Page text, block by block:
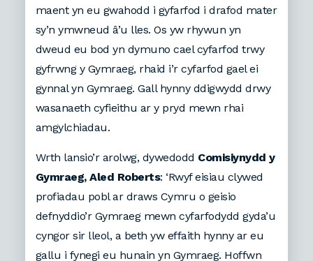
maent yn eu gwahodd i gyfarfod i drafod mater
sy’n ymwneud â’u lles. Os yw rhywun yn
dweud eu bod yn dymuno cael cyfarfod trwy
gyfrwng y Gymraeg, rhaid i’r cyfarfod gael ei
gynnal yn Gymraeg. Gall hynny ddigwydd drwy
wasanaeth cyfieithu ar y pryd mewn rhai
amgylchiadau.
Wrth lansio’r arolwg, dywedodd Comisiynydd y
Gymraeg, Aled Roberts: ‘Rwyf eisiau clywed
profiadau pobl ar draws Cymru o geisio
defnyddio’r Gymraeg mewn cyfarfodydd gyda’u
cyngor sir lleol, a beth yw effaith hynny ar eu
gallu i fynegi eu hunain yn Gymraeg. Hoffwn